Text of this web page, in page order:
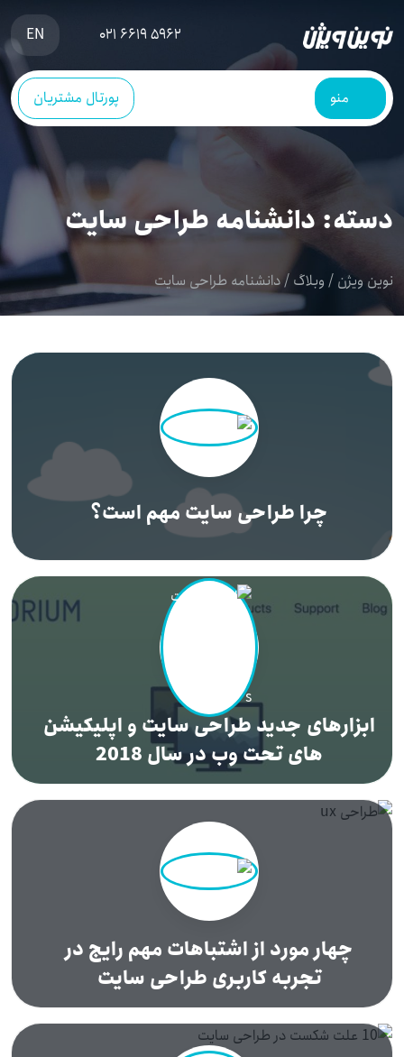
021 6619 5962
EN
منو پورتال مشتریان
دسته: دانشنامه طراحی سایت
نوین ویژن / وبلاگ /دانشنامه طراحی سایت
چرا طراحی سایت مهم است؟
ابزارهای جدید طراحی سایت و اپلیکیشن
های تحت وب در سال 2018
چهار مورد از اشتباهات مهم رایج در
تجربه کاربری طراحی سایت